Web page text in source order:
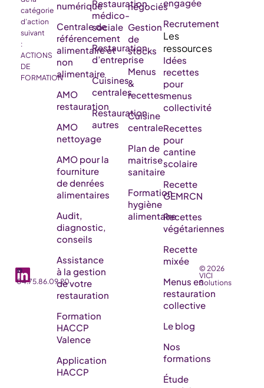
☎️
04.75.86.09.20
catégorie
d’action
suivant
:
ACTIONS
DE
FORMATION
numérique
Centrale de
référencement
alimentaire et
non
alimentaire
AMO
restauration
AMO
nettoyage
AMO pour la
fourniture
de denrées
alimentaires
Audit,
diagnostic,
conseils
Assistance
à la gestion
de votre
restauration
Formation
HACCP
Valence
Application
HACCP
Restauration
médico-
sociale
Restauration
d’entreprise
Cuisines
centrales
Restauration
autres
négociés
Gestion
de
stocks
Menus
&
recettes
Cuisine
centrale
Plan de
maitrise
sanitaire
Formation
hygiène
alimentaire
engagée
Recrutement
Idées
recettes
pour
menus
collectivité
Recettes
pour
cantine
scolaire
Recette
GEMRCN
Recettes
végétariennes
Recette
mixée
Menus en
restauration
collective
Le blog
Nos
formations
Étude
© 2026
VICI
Solutions